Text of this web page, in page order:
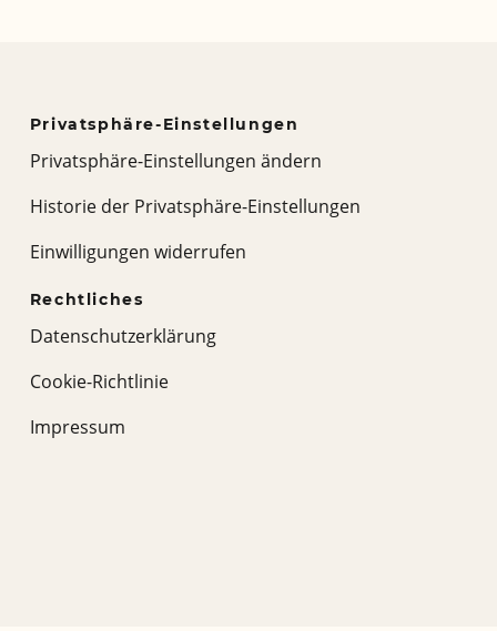
Rechtliches
Datenschutzerklärung
Cookie-Richtlinie
Impressum
Privatsphäre-Einstellungen
Privatsphäre-Einstellungen ändern
Historie der Privatsphäre-Einstellungen
Einwilligungen widerrufen